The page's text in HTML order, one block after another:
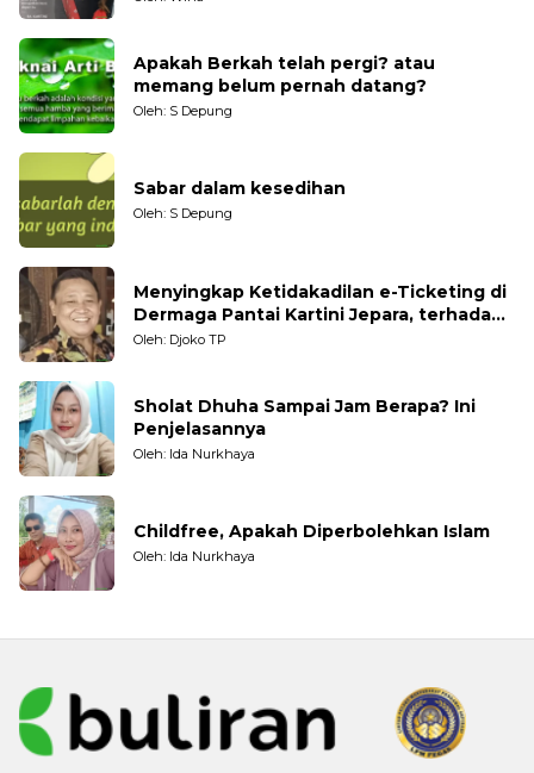
Apakah Berkah telah pergi? atau
memang belum pernah datang?
Oleh: S Depung
Sabar dalam kesedihan
Oleh: S Depung
Menyingkap Ketidakadilan e-Ticketing di
Dermaga Pantai Kartini Jepara, terhadap
Nelayan Tradisional
Oleh: Djoko TP
Sholat Dhuha Sampai Jam Berapa? Ini
Penjelasannya
Oleh: Ida Nurkhaya
Childfree, Apakah Diperbolehkan Islam
Oleh: Ida Nurkhaya